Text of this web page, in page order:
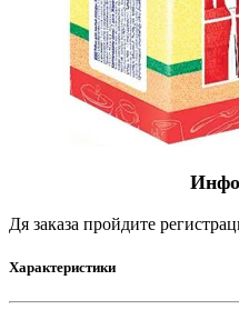
Дя заказа пройдите
Характеристики